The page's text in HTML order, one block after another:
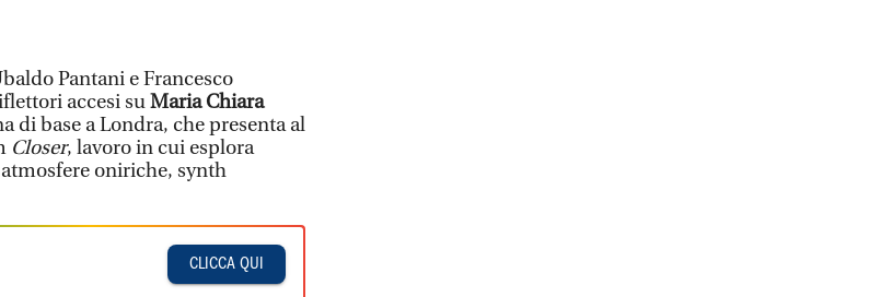
Pantani e Francesco
accesi suMaria Chiara
di base a Londra, che presenta al
Closer, lavoro in cui esplora
oniriche, synth
CLICCA QUI